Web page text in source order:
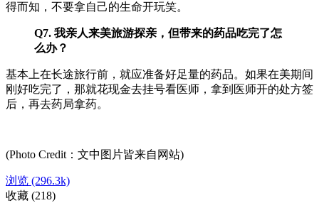
得而知，不要拿自己的生命开玩笑。
Q7. 我亲人来美旅游探亲，但带来的药品吃完了怎
么办？
基本上在长途旅行前，就应准备好足量的药品。如果在美期间
刚好吃完了，那就花现金去挂号看医师，拿到医师开的处方签
后，再去药局拿药。
(Photo Credit：文中图片皆来自网站)
浏览 (296.3k)
收藏 (218)